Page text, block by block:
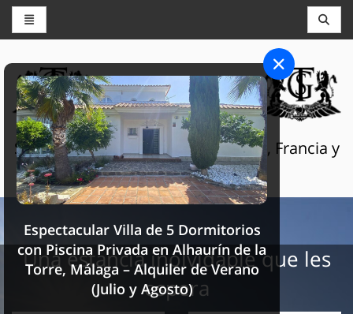
CONSERJERÍA Y RESERVAS
THE GRAND SELECTION
Servicios turísticos de lujo en Suiza, Francia y
España
Una estancia inolvidable que les
espera
Espectacular Villa de 5 Dormitorios
con Piscina Privada en Alhaurín de la
Torre, Málaga – Alquiler de Verano
(Julio y Agosto)